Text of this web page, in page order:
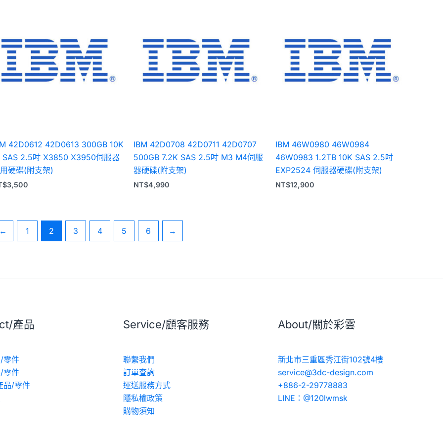
42D0612 42D0613 300GB 10K
SAS 2.5吋 X3850 X3950伺服器
硬碟(附支架)
3,500
IBM 42D0708 42D0711 42D0707
500GB 7.2K SAS 2.5吋 M3 M4伺服
器硬碟(附支架)
NT$4,990
IBM 46W0980 46W0984
46W0983 1.2TB 10K SAS 2.5吋
EXP2524 伺服器硬碟(附支架)
NT$12,900
← 1 2 3 4 5 6 →
產品
零件
零件
品/零件
Service/顧客服務
聯繫我們
訂單查詢
運送服務方式
隱私權政策
購物須知
About/關於彩雲
新北市三重區秀江街102號4樓
service@3dc-design.com
+886-2-29778883
LINE：@120lwmsk